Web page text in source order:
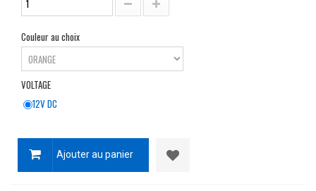
Couleur au choix
VOLTAGE
12V DC
Ajouter au panier